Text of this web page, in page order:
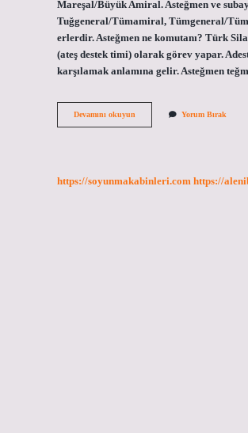
Mareşal/Büyük Amiral. Asteğmen ve
Tuğgeneral/Tümamiral, Tümgeneral/
erlerdir. Asteğmen ne komutanı? Türk
(ateş destek timi) olarak görev yapar.
karşılamak anlamına gelir. Asteğmen
Devamını okuyun
Kimlerin
Yorum Bırak
https://soyunmakabinleri.com https://